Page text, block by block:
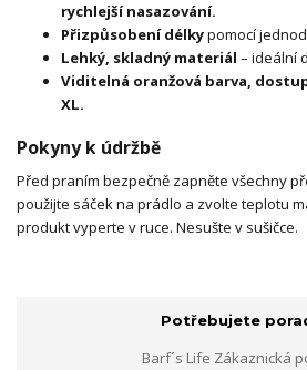
rychlejší nasazování.
Přizpůsobení délkypomocí
Lehký, skladný materiál – ideální
Viditelná oranžová barva,
XL.
Pokyny k údržbě
Před praním bezpečně zapněte všechny
použijte sáček na prádlo a zvolte teplotu
produkt vyperte v ruce. Nesušte v sušičce.
Potřebujete
Barf´s Life Zákaznická